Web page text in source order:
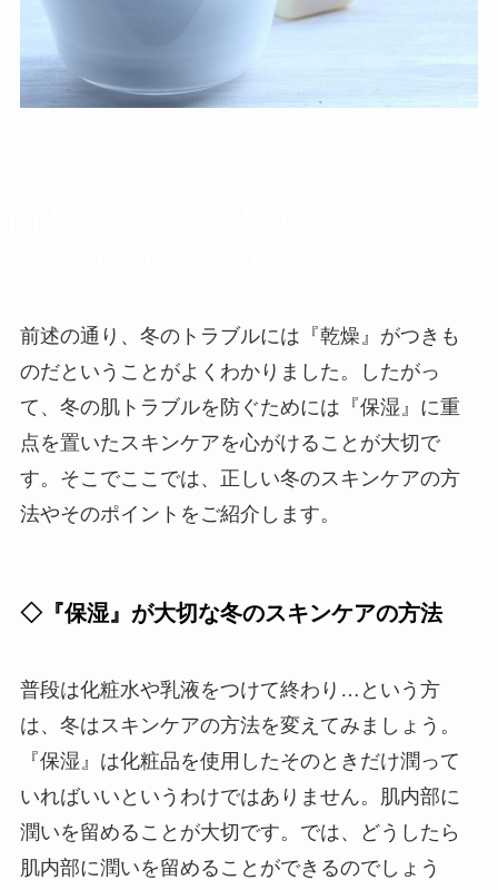
前述の通り、冬のトラブルには『乾燥』がつきも
のだということがよくわかりました。したがっ
て、冬の肌トラブルを防ぐためには『保湿』に重
点を置いたスキンケアを心がけることが大切で
す。そこでここでは、正しい冬のスキンケアの方
法やそのポイントをご紹介します。
◇『保湿』が大切な冬のスキンケアの方法
普段は化粧水や乳液をつけて終わり…という方
は、冬はスキンケアの方法を変えてみましょう。
『保湿』は化粧品を使用したそのときだけ潤って
いればいいというわけではありません。肌内部に
潤いを留めることが大切です。では、どうしたら
肌内部に潤いを留めることができるのでしょう